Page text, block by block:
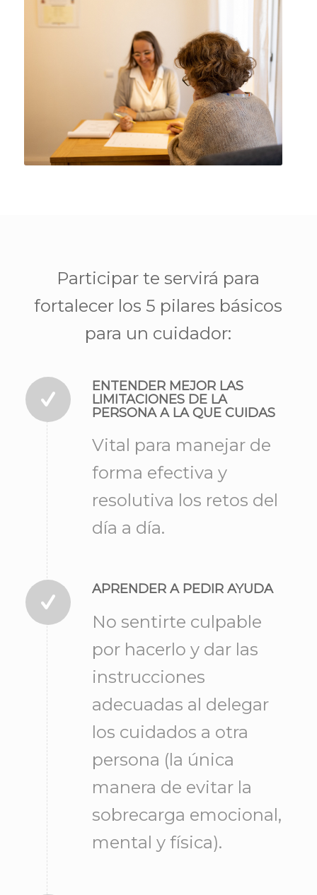
Participar te servirá para
fortalecer los 5 pilares básicos
para un cuidador:
ENTENDER MEJOR LAS
LIMITACIONES DE LA
PERSONA A LA QUE CUIDAS
Vital para manejar de
forma efectiva y
resolutiva los retos del
día a día.
APRENDER A PEDIR AYUDA
No sentirte culpable
por hacerlo y dar las
instrucciones
adecuadas al delegar
los cuidados a otra
persona (la única
manera de evitar la
sobrecarga emocional,
mental y física).